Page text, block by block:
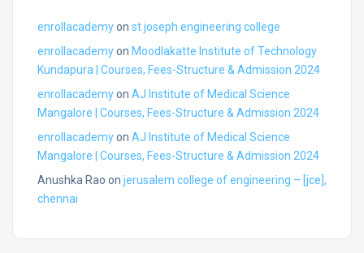
enrollacademyon st joseph engineering college
enrollacademyon Moodlakatte Institute of Technology
Kundapura | Courses, Fees-Structure & Admission 2024
enrollacademyon AJ Institute of Medical Science
Mangalore | Courses, Fees-Structure & Admission 2024
enrollacademyon AJ Institute of Medical Science
Mangalore | Courses, Fees-Structure & Admission 2024
Anushka Rao on jerusalem college of engineering – [jce],
chennai